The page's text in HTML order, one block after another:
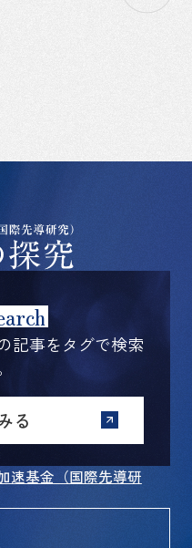
速基金（国際先導研
記事をタグで検索
る